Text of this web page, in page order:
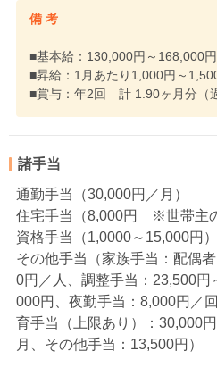
備 考
■基本給：130,000円～168,000円
■昇給：1月あたり1,000円～
■賞与：年2回 計 1.90ヶ月分（
諸手当
通勤手当（30,000円／月）
住宅手当（8,000円 ※世帯主
資格手当（1,0000～15,000円）
その他手当（家族手当：配偶
0円／人、調整手当：23,500円
000円、夜勤手当：8,000円／
育手当（上限あり）：30,000
月、その他手当：13,500円）